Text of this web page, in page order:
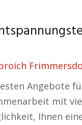
Angebote
mit
Ihnen